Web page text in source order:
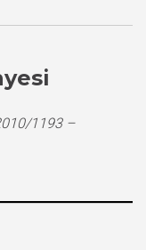
1193 –